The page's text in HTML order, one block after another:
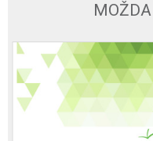
Poruka